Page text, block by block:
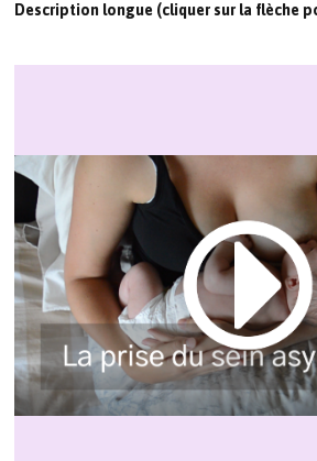
Description longue (cliquer sur la flèche